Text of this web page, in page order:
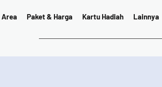
Area Paket & Harga Kartu Hadiah Lainnya